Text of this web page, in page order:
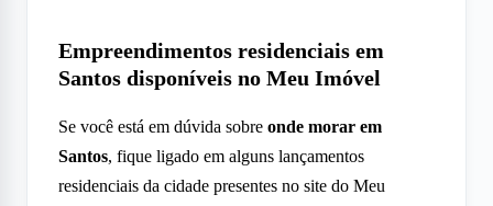
Empreendimentos residenciais em
Santos disponíveis no Meu Imóvel
Se você está em dúvida sobre onde morar em
Santos, fique ligado em alguns lançamentos
residenciais da cidade presentes no site do Meu